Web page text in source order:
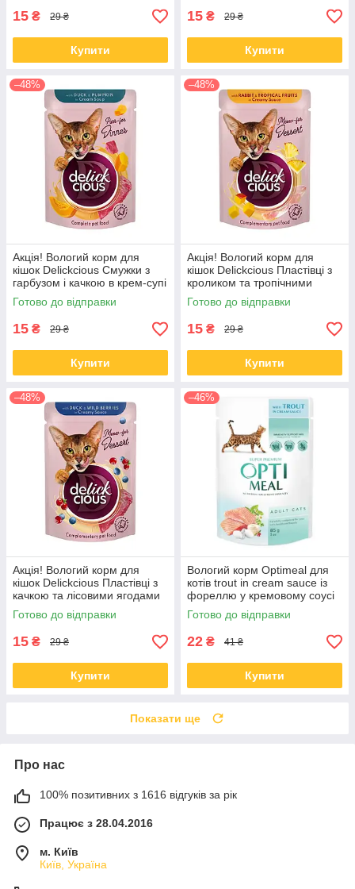
15 ₴ 29 ₴
Купити
15 ₴ 29 ₴
Купити
–48%
Акція! Вологий корм для
кішок Delickcious Смужки з
гарбузом і качкою в крем-супі
85 гр 12 шт
Готово до відправки
15 ₴ 29 ₴
Купити
–48%
Акція! Вологий корм для
кішок Delickcious Пластівці з
кроликом та тропічними
фруктами у вершковому соусі
80 гр 12 шт
Готово до відправки
15 ₴ 29 ₴
Купити
–48%
Акція! Вологий корм для
кішок Delickcious Пластівці з
качкою та лісовими ягодами
у вершковому соусі 80 гр 12
шт
Готово до відправки
15 ₴ 29 ₴
Купити
–46%
Вологий корм Optimeal для
котів trout in cream sauce із
фореллю у кремовому соусі
85 гр * 12 шт
Готово до відправки
22 ₴ 41 ₴
Купити
Показати ще
Про нас
100% позитивних з 1616 відгуків за рік
Працює з 28.04.2016
м. Київ
Київ, Україна